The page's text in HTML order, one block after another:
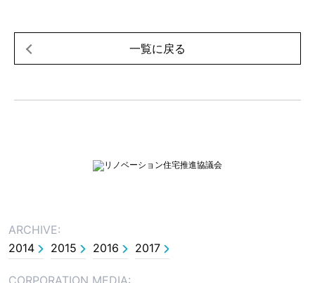
一覧に戻る
ARCHIVE:
2014
2015 2016 2017
CORPORATION MEDIA: